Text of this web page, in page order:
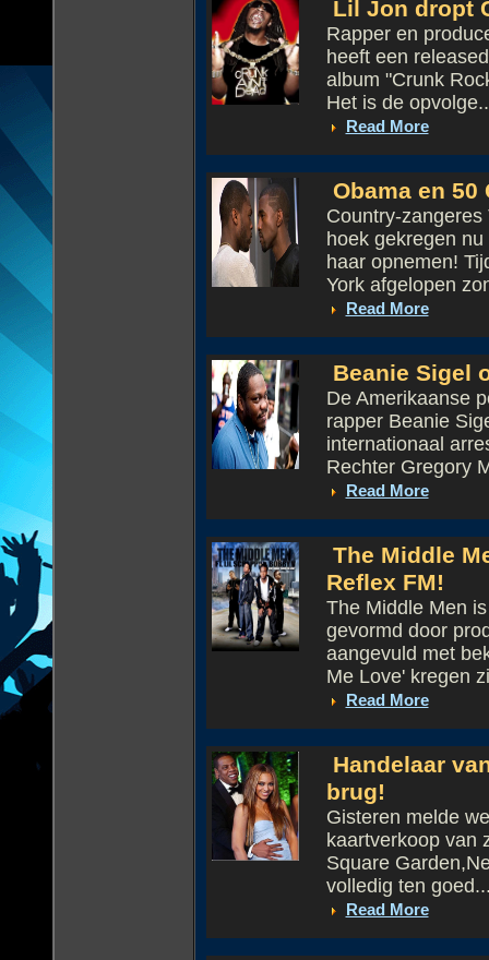
Lil Jon dropt
Rapper en
heeft een
album "Crunk
Het is de
Read More
Obama en
Country-
hoek gekregen
haar opnemen!
York afgelopen
Read More
Beanie Sigel
De Amerikaanse
rapper Beanie
internationaal
Rechter Gregory
Read More
The Middle
Reflex FM!
The Middle Men
gevormd door
aangevuld met
Me Love' kregen
Read More
Handelaar
brug!
Gisteren melde
kaartverkoop van
Square
volledig ten
Read More